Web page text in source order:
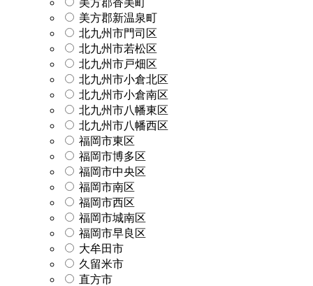
美方郡新温泉町
北九州市門司区
北九州市若松区
北九州市戸畑区
北九州市小倉北区
北九州市小倉南区
北九州市八幡東区
北九州市八幡西区
福岡市東区
福岡市博多区
福岡市中央区
福岡市南区
福岡市西区
福岡市城南区
福岡市早良区
大牟田市
久留米市
直方市